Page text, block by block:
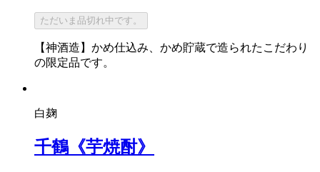
ただいま品切れ中です。
【神酒造】かめ仕込み、かめ貯蔵で造られたこだわり
の限定品です。
白麹
千鶴《芋焼酎》